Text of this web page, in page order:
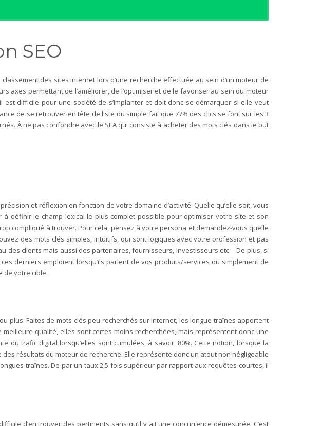
SEO
des sites internet lors d’une recherche effectuée au sein d’un moteur de
axes permettant de l’améliorer, de l’optimiser et de le favoriser au sein du moteur
difficile pour une société de s’implanter et doit donc se démarquer si elle veut
de se retrouver en tête de liste du simple fait que 77% des clics se font sur les 3
À ne pas confondre avec le SEA qui consiste à acheter des mots clés dans le but
et réflexion en fonction de votre domaine d’activité. Quelle qu’elle soit, vous
définir le champ lexical le plus complet possible pour optimiser votre site et son
compliqué à trouver. Pour cela, pensez à votre persona et demandez-vous quelle
des mots clés simples, intuitifs, qui sont logiques avec votre profession et pas
des clients mais aussi des partenaires, fournisseurs, investisseurs etc… De plus, si
derniers emploient lorsqu’ils parlent de vos produits/services ou simplement de
de votre cible.
plus. Faites de mots-clés peu recherchés sur internet, les longue traînes apportent
qualité, elles sont certes moins recherchées, mais représentent donc une
trafic digital lorsqu’elles sont cumulées, à savoir, 80%. Cette notion, lorsque la
résultats du moteur de recherche. Elle représente donc un atout non négligeable
traînes. De par un taux 2,5 fois supérieur par rapport aux requêtes courtes, il
d’en trouver des pertinents sans qu’il y ait une concurrence démesurée. C’est